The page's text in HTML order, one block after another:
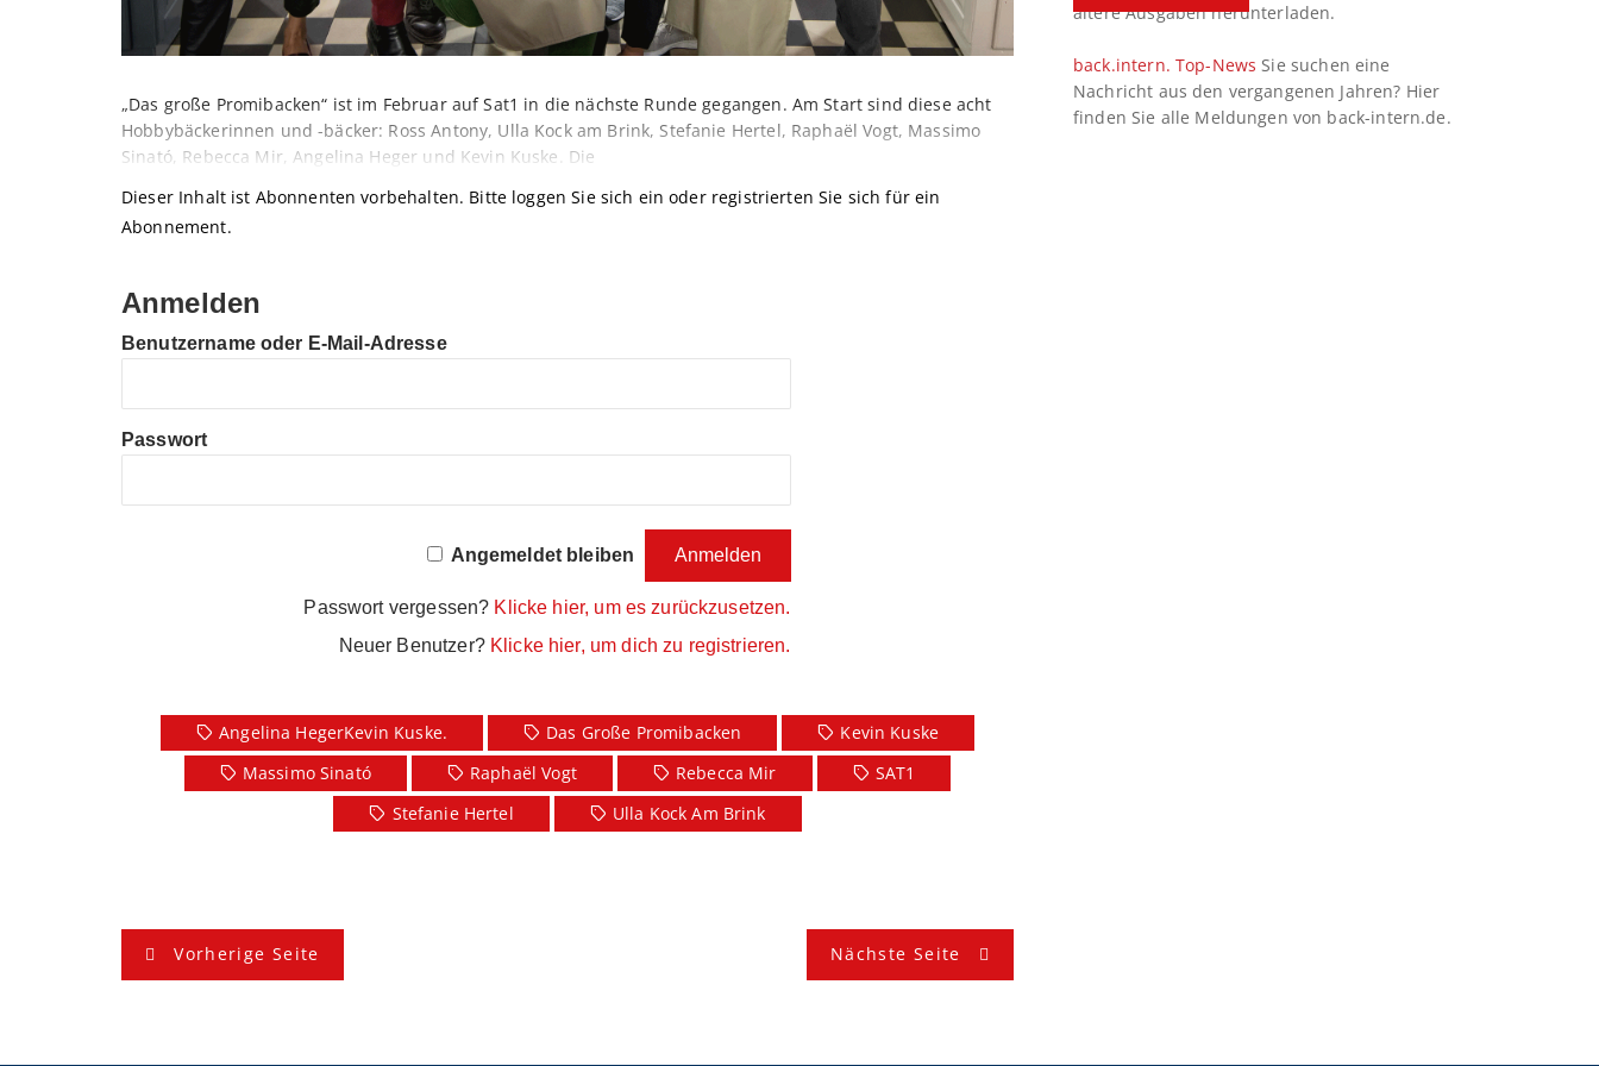
„Das große Promibacken“ ist im Februar auf Sat1 in die nächste Runde gegangen. Am Start sind diese acht
Hobbybäckerinnen und -bäcker: Ross Antony, Ulla Kock am Brink, Stefanie Hertel, Raphaël Vogt, Massimo
Sinató, Rebecca Mir, Angelina Heger und Kevin Kuske. Die
Dieser Inhalt ist Abonnenten vorbehalten. Bitte loggen Sie sich ein oder registrierten Sie sich für ein
Abonnement.
Anmelden
Benutzername oder E-Mail-Adresse
Passwort
Angemeldet bleiben
Passwort vergessen? Klicke hier, um es zurückzusetzen.
Neuer Benutzer? Klicke hier, um dich zu registrieren.
Angelina HegerKevin Kuske. Das Große Promibacken
Kevin Kuske
Massimo Sinató
Raphaël Vogt Rebecca Mir
SAT1
Stefanie Hertel
Ulla Kock Am Brink
Vorherige Seite Nächste Seite
ältere Ausgaben herunterladen.
back.intern. Top-News Sie suchen eine
Nachricht aus den vergangenen Jahren? Hier
finden Sie alle Meldungen von back-intern.de.